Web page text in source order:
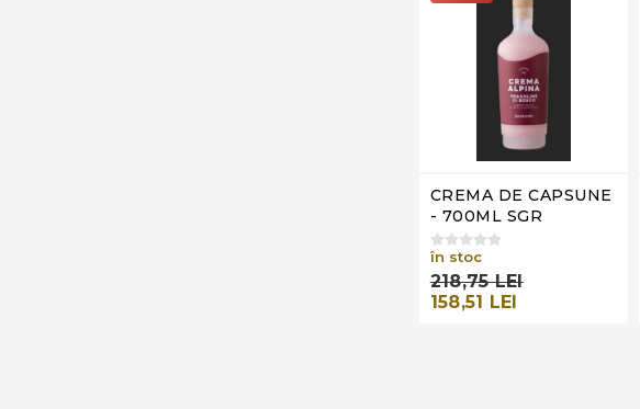
CREMA DE CAPSUNE
- 700ML SGR
în stoc
218,75 LEI
158,51 LEI